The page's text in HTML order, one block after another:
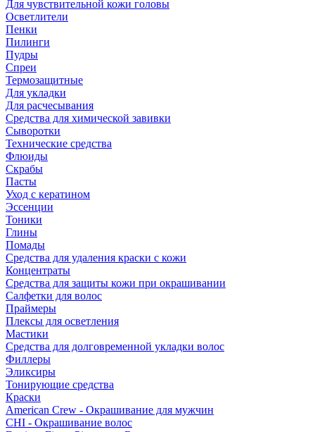
Для чувствительной кожи головы
Осветлители
Пенки
Пилинги
Пудры
Спреи
Термозащитные
Для укладки
Для расчесывания
Средства для химической завивки
Сыворотки
Технические средства
Флюиды
Скрабы
Пасты
Уход с кератином
Эссенции
Тоники
Глины
Помады
Средства для удаления краски с кожи
Концентраты
Средства для защиты кожи при окрашивании
Салфетки для волос
Праймеры
Плексы для осветления
Мастики
Средства для долговременной укладки волос
Филлеры
Эликсиры
Тонирующие средства
Краски
American Crew - Окрашивание для мужчин
CHI - Окрашивание волос